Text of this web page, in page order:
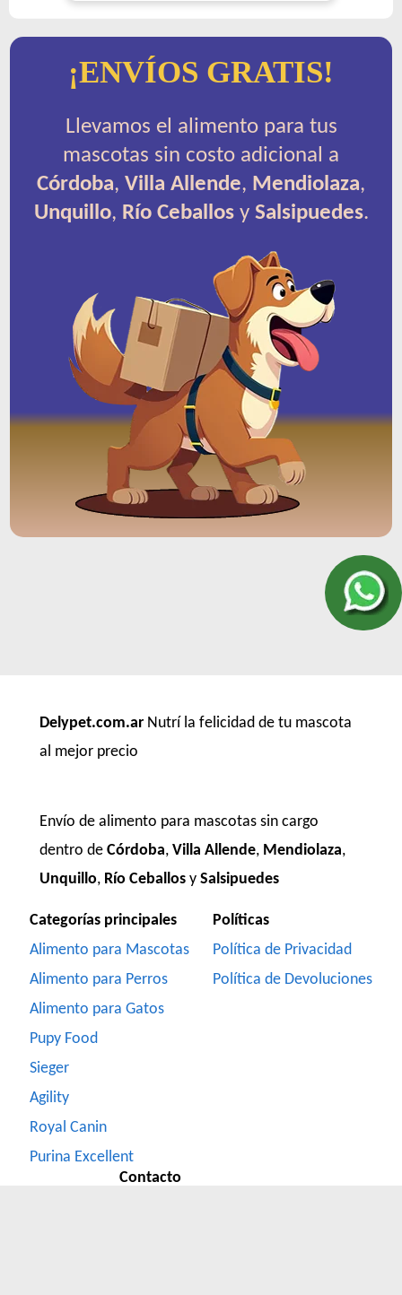
¡ENVÍOS GRATIS!
Llevamos el alimento para tus
mascotas sin costo adicional a
Córdoba, Villa Allende, Mendiolaza,
Unquillo, Río Ceballosy Salsipuedes.
Delypet.com.ar Nutrí la felicidad de tu mascota
al mejor precio
Envío de alimento para mascotas sin cargo
dentro de Córdoba, Villa Allende, Mendiolaza,
Unquillo, Río Ceballos y Salsipuedes
Categorías principales
Alimento para Mascotas
Alimento para Perros
Alimento para Gatos
Pupy Food
Sieger
Agility
Royal Canin
Purina Excellent
Políticas
Política de Privacidad
Política de Devoluciones
Contacto